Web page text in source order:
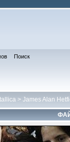
Поиск
> James Alan